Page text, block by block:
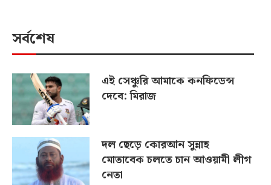
সর্বশেষ
এই সেঞ্চুরি আমাকে কনফিডেন্স
দেবে: মিরাজ
দল ছেড়ে কোরআন সুন্নাহ
মোতাবেক চলতে চান আওয়ামী লীগ
নেতা